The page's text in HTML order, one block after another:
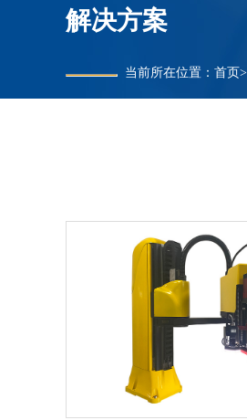
解决方案
当前所在位置： 首页>